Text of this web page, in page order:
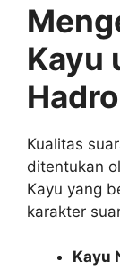
Kayu
Kualitas
ditentukan
Kayu yang
karakter
Kayu